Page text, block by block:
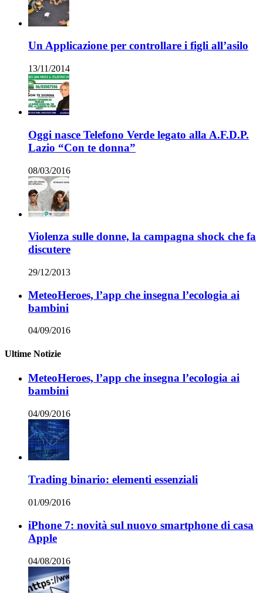
Un Applicazione per controllare i figli all’asilo
13/11/2014
Oggi nasce Telefono Verde legato alla A.F.D.P.
Lazio “Con te donna”
08/03/2016
Violenza sulle donne, la campagna shock che fa
discutere
29/12/2013
MeteoHeroes, l’app che insegna l’ecologia ai
bambini
04/09/2016
Ultime Notizie
MeteoHeroes, l’app che insegna l’ecologia ai
bambini
04/09/2016
Trading binario: elementi essenziali
01/09/2016
iPhone 7: novità sul nuovo smartphone di casa
Apple
04/08/2016